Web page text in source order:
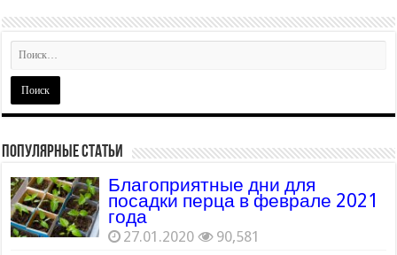
Популярные статьи
Благоприятные дни для
посадки перца в феврале 2021
года
27.01.2020 90,581